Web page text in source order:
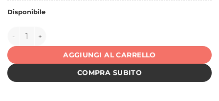
Disponibile
150977 quantità
AGGIUNGI AL CARRELLO
COMPRA SUBITO